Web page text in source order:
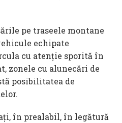
pe traseele montane
echipate
cu atenţie sporită în
zonele cu alunecări de
posibilitatea de
în prealabil, în legătură